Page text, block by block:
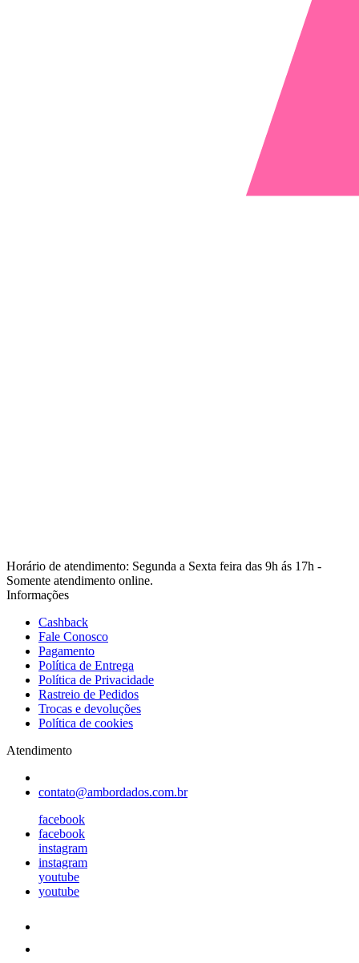
Horário de atendimento: Segunda a Sexta feira das 9h ás 17h -
Somente atendimento online.
Informações
Cashback
Fale Conosco
Pagamento
Política de Entrega
Política de Privacidade
Rastreio de Pedidos
Trocas e devoluções
Política de cookies
Atendimento
contato@ambordados.com.br
facebook
facebook
instagram
instagram
youtube
youtube